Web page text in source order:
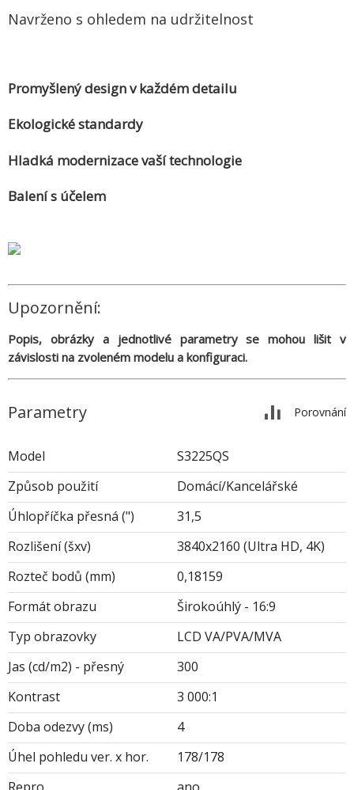
Navrženo s ohledem na udržitelnost
Promyšlený design v každém detailu
Ekologické standardy
Hladká modernizace vaší technologie
Balení s účelem
Upozornění:
Popis, obrázky a jednotlivé parametry se mohou lišit v
závislosti na zvoleném modelu a konfiguraci.
Parametry Porovnání
Model
S3225QS
Způsob použití
Domácí/Kancelářské
Úhlopříčka přesná (")
31,5
Rozlišení (šxv)
3840x2160 (Ultra HD, 4K)
Rozteč bodů (mm)
0,18159
Formát obrazu
Širokoúhlý - 16:9
Typ obrazovky
LCD VA/PVA/MVA
Jas (cd/m2) - přesný
300
Kontrast
3 000:1
Doba odezvy (ms)
4
Úhel pohledu ver. x hor.
178/178